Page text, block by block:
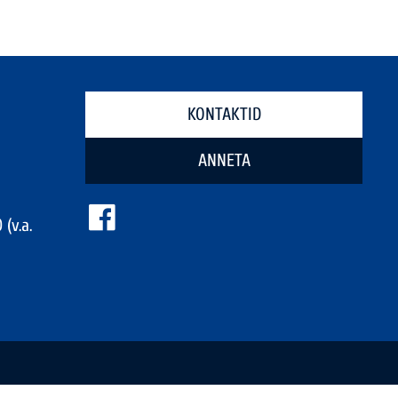
KONTAKTID
ANNETA